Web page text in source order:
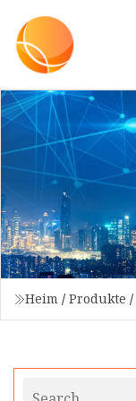
Heim / Produkte /